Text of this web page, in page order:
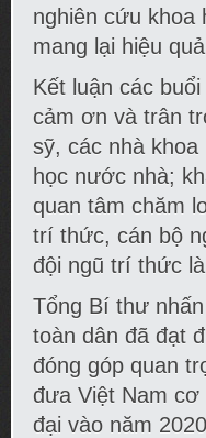
nghiên cứu khoa
mang lại hiệu
Kết luận các
cảm ơn và trân
sỹ, các nhà
học nước nhà;
quan tâm chăm
trí thức, cán bộ
đội ngũ trí thức
Tổng Bí thư
toàn dân đã đạt
đóng góp quan
đưa Việt Nam
đại vào năm